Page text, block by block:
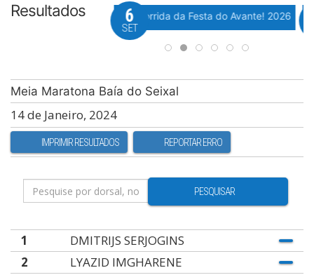
Resultados
de São Romão Evento WeTiming
37ª Corrida da Festa do Avante! 2026
6
SET
Meia Maratona Baía do Seixal
14 de Janeiro, 2024
IMPRIMIR RESULTADOS REPORTAR ERRO
PESQUISAR
1
DMITRIJS SERJOGINS
2
LYAZID IMGHARENE